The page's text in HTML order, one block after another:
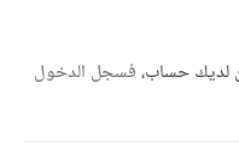
لديك حساب،فسجل الدخول